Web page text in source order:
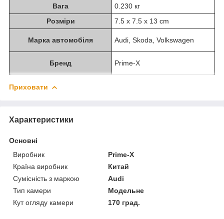
Вага
0.230 кг
Розміри
7.5 x 7.5 x 13 cm
Марка автомобіля Audi, Skoda, Volkswagen
Бренд Prime-X
Приховати
Характеристики
Основні
Виробник
Prime-X
Країна виробник
Китай
Сумісність з маркою
Audi
Тип камери
Модельне
Кут огляду камери
170 град.